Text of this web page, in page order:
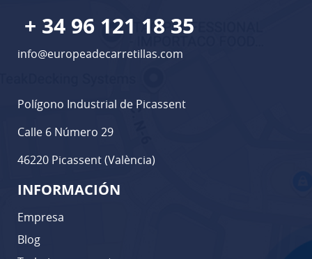
+ 34 96 121 18 35
info@europeadecarretillas.com
Polígono Industrial de Picassent
Calle 6 Número 29
46220 Picassent (València)
INFORMACIÓN
Empresa
Blog